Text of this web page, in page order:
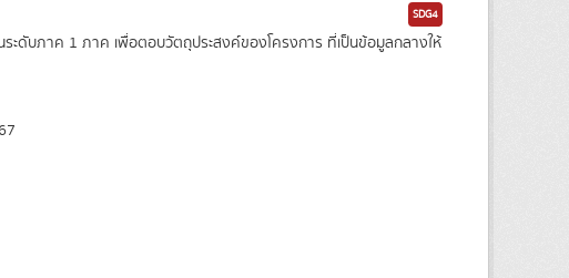
SDG4
ะดับภาค 1 ภาค เพื่อตอบวัตถุประสงค์ของโครงการ ที่เป็นข้อมูลกลางให้